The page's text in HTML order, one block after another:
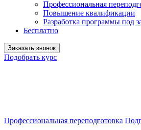
Профессиональная
Повышение квалификации
Разработка программы под
Бесплатно
Заказать звонок
Подобрать курс
Профессиональная переподготовка